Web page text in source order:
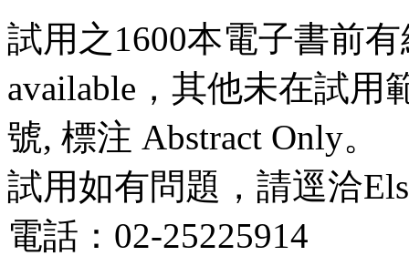
試用之1600本電子書前
available，其他未在試用
號, 標注 Abstract Only。
試用如有問題，請逕洽
電話：02-25225914